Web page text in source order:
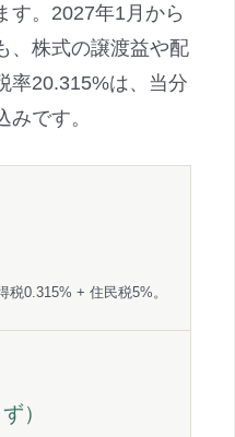
す。2027年1月から
、株式の譲渡益や配
率20.315%は、当分
です。
税0.315% + 住民税5%。
）